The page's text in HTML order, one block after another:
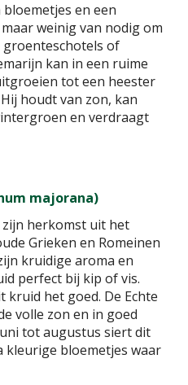
en een
weinig van nodig om
groenteschotels of
kan in een ruime
tot een heester
houdt van zon, kan
en verdraagt
majorana)
herkomst uit het
Grieken en Romeinen
kruidige aroma en
perfect bij kip of vis.
kruid het goed. De Echte
volle zon en in goed
tot augustus siert dit
kleurige bloemetjes waar